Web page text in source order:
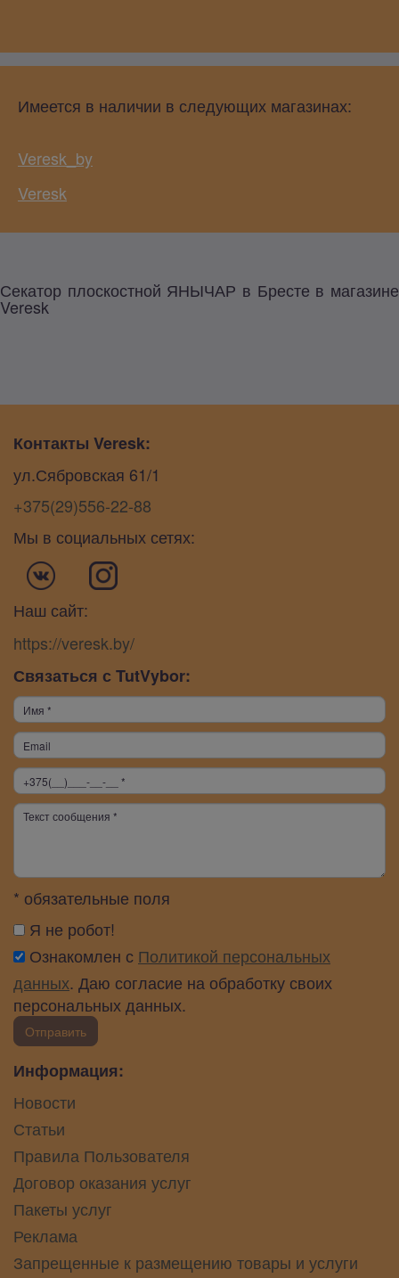
Имеется в наличии в следующих магазинах:
Veresk_by
Veresk
Секатор плоскостной ЯНЫЧАР в Бресте в магазине
Veresk
Контакты Veresk:
ул.Сябровская 61/1
+375(29)556-22-88
Мы в социальных сетях:
Наш сайт:
https://veresk.by/
Связаться с TutVybor:
* обязательные поля
Я не робот!
Ознакомлен с Политикой персональных
данных. Даю согласие на обработку своих
персональных данных.
Отправить
Информация:
Новости
Статьи
Правила Пользователя
Договор оказания услуг
Пакеты услуг
Реклама
Запрещенные к размещению товары и услуги